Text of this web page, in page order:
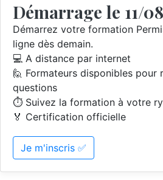
Démarrage le 11/
Démarrez votre formation
ligne dès demain.
💻 A distance par internet
🙋 Formateurs disponibles pour
questions
⏱️ Suivez la formation à votre
🏅 Certification officielle
Je m'inscris ✅